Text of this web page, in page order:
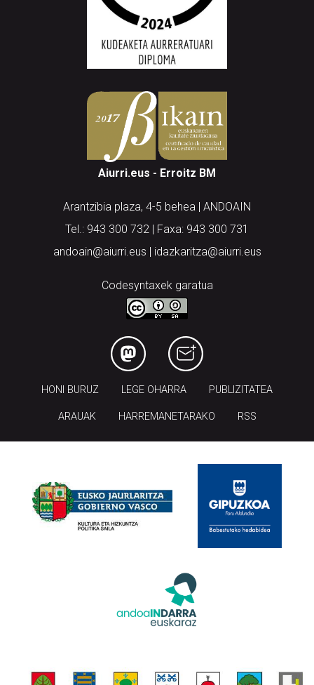
Aiurri.eus - Erroitz BM
Arantzibia plaza, 4-5 behea | ANDOAIN
Tel.: 943 300 732 | Faxa: 943 300 731
andoain@aiurri.eus | idazkaritza@aiurri.eus
Codesyntaxek garatua
HONI BURUZ LEGE OHARRA PUBLIZITATEA
ARAUAK HARREMANETARAKO RSS